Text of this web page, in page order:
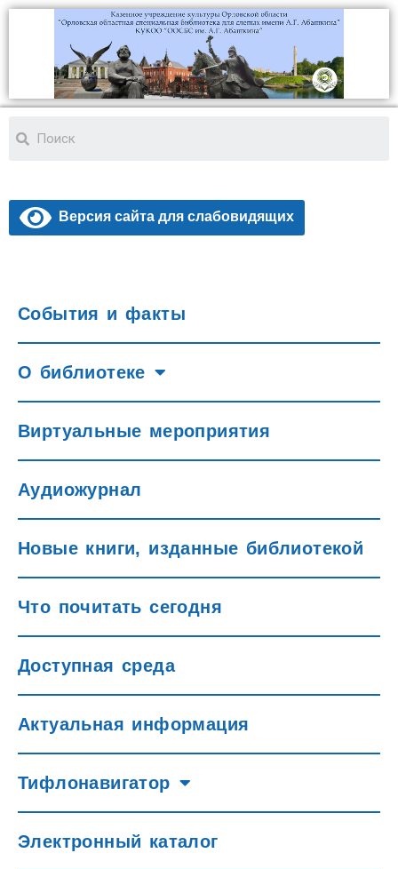
Версия сайта для слабовидящих
События и факты
О библиотеке
Виртуальные мероприятия
Аудиожурнал
Новые книги, изданные библиотекой
Что почитать сегодня
Доступная среда
Актуальная информация
Тифлонавигатор
Электронный каталог